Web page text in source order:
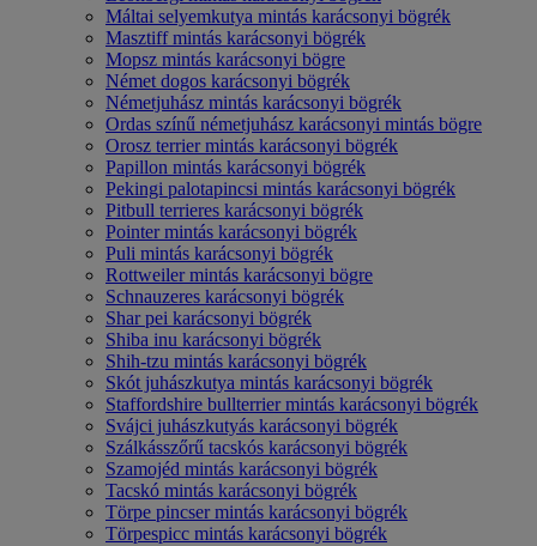
Máltai selyemkutya mintás karácsonyi bögrék
Masztiff mintás karácsonyi bögrék
Mopsz mintás karácsonyi bögre
Német dogos karácsonyi bögrék
Németjuhász mintás karácsonyi bögrék
Ordas színű németjuhász karácsonyi mintás bögre
Orosz terrier mintás karácsonyi bögrék
Papillon mintás karácsonyi bögrék
Pekingi palotapincsi mintás karácsonyi bögrék
Pitbull terrieres karácsonyi bögrék
Pointer mintás karácsonyi bögrék
Puli mintás karácsonyi bögrék
Rottweiler mintás karácsonyi bögre
Schnauzeres karácsonyi bögrék
Shar pei karácsonyi bögrék
Shiba inu karácsonyi bögrék
Shih-tzu mintás karácsonyi bögrék
Skót juhászkutya mintás karácsonyi bögrék
Staffordshire bullterrier mintás karácsonyi bögrék
Svájci juhászkutyás karácsonyi bögrék
Szálkásszőrű tacskós karácsonyi bögrék
Szamojéd mintás karácsonyi bögrék
Tacskó mintás karácsonyi bögrék
Törpe pincser mintás karácsonyi bögrék
Törpespicc mintás karácsonyi bögrék